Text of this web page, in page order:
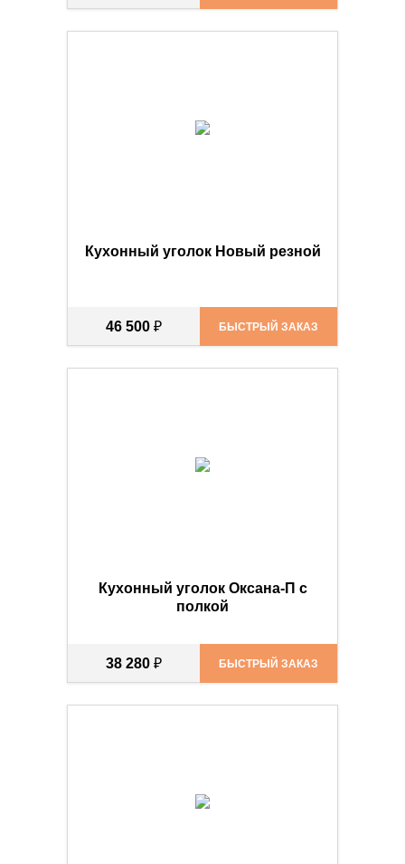
Кухонный уголок Новый резной
46 500 ₽ БЫСТРЫЙ ЗАКАЗ
Кухонный уголок Оксана-П с
полкой
38 280 ₽ БЫСТРЫЙ ЗАКАЗ